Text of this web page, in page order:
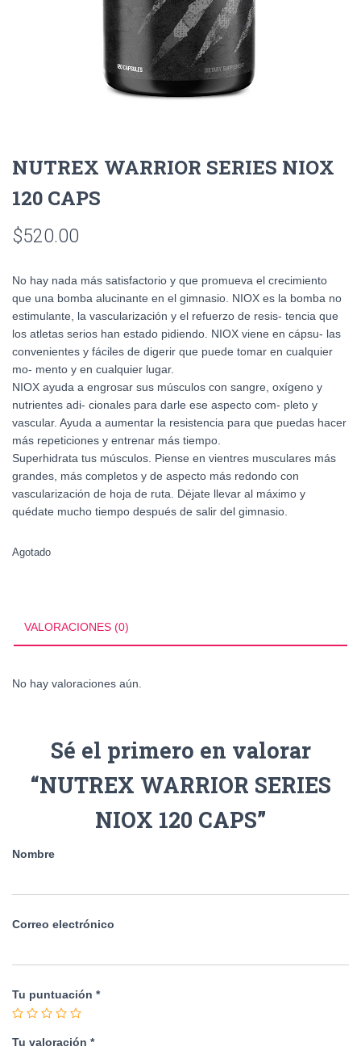
NUTREX WARRIOR SERIES NIOX
120 CAPS
$520.00
No hay nada más satisfactorio y que promueva el crecimiento
que una bomba alucinante en el gimnasio. NIOX es la bomba no
estimulante, la vascularización y el refuerzo de resis- tencia que
los atletas serios han estado pidiendo. NIOX viene en cápsu- las
convenientes y fáciles de digerir que puede tomar en cualquier
mo- mento y en cualquier lugar.
NIOX ayuda a engrosar sus músculos con sangre, oxígeno y
nutrientes adi- cionales para darle ese aspecto com- pleto y
vascular. Ayuda a aumentar la resistencia para que puedas hacer
más repeticiones y entrenar más tiempo.
Superhidrata tus músculos. Piense en vientres musculares más
grandes, más completos y de aspecto más redondo con
vascularización de hoja de ruta. Déjate llevar al máximo y
quédate mucho tiempo después de salir del gimnasio.
Agotado
VALORACIONES (0)
No hay valoraciones aún.
Sé el primero en valorar
“NUTREX WARRIOR SERIES
NIOX 120 CAPS”
Nombre
Correo electrónico
Tu puntuación *
Tu valoración *